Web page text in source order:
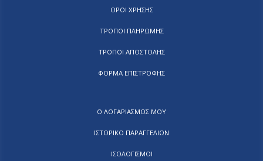
ΟΡΟΙ ΧΡΗΣΗΣ
ΤΡΟΠΟΙ ΠΛΗΡΩΜΗΣ
ΤΡΟΠΟΙ ΑΠΟΣΤΟΛΗΣ
ΦΟΡΜΑ ΕΠΙΣΤΡΟΦΗΣ
Ο ΛΟΓΑΡΙΑΣΜΟΣ ΜΟΥ
ΙΣΤΟΡΙΚΟ ΠΑΡΑΓΓΕΛΙΩΝ
ΙΣΟΛΟΓΙΣΜΟΙ